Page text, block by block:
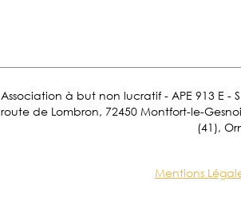
Association à but non lucratif - APE 913 E -
route de Lombron, 72450 Montfort-le-
(41),
Mentions